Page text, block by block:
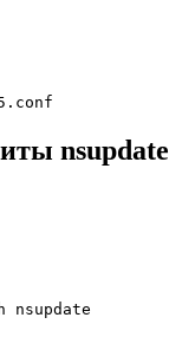
nsupdate
nsupdate